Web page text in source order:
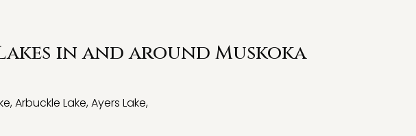
in and around Muskoka
,Arbuckle Lake,Ayers Lake,